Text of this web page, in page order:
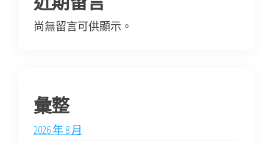
尚無留言可供顯示。
彙整
2026 年 8 月